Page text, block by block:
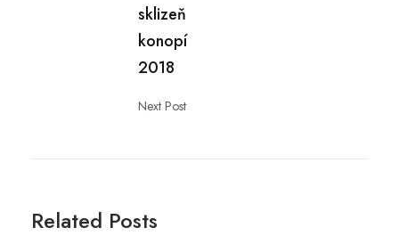
sklizeň
konopí
2018
Next Post
Related Posts